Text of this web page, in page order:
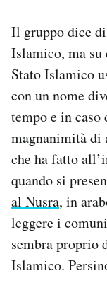
Il gruppo dice
Islamico, ma su
Stato Islamico
con un nome
tempo e in caso
magnanimità di
che ha fatto
quando si
al Nusra, in
leggere i
sembra proprio
Islamico.